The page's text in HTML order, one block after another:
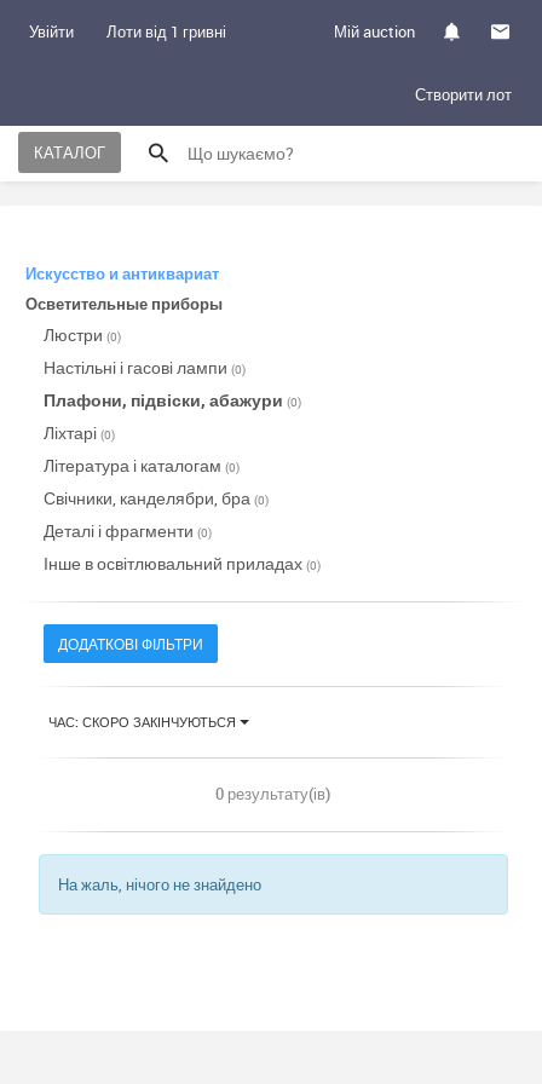
Увійти Лоти від 1 гривні Мій auction
Створити лот
КАТАЛОГ
Искусство и антиквариат
Осветительные приборы
Люстри (0)
Настільні і гасові лампи (0)
Плафони, підвіски, абажури (0)
Ліхтарі (0)
Література і каталогам (0)
Свічники, канделябри, бра (0)
Деталі і фрагменти (0)
Інше в освітлювальний приладах (0)
ДОДАТКОВІ ФІЛЬТРИ
ЧАС: СКОРО ЗАКІНЧУЮТЬСЯ
0 результату(ів)
На жаль, нічого не знайдено